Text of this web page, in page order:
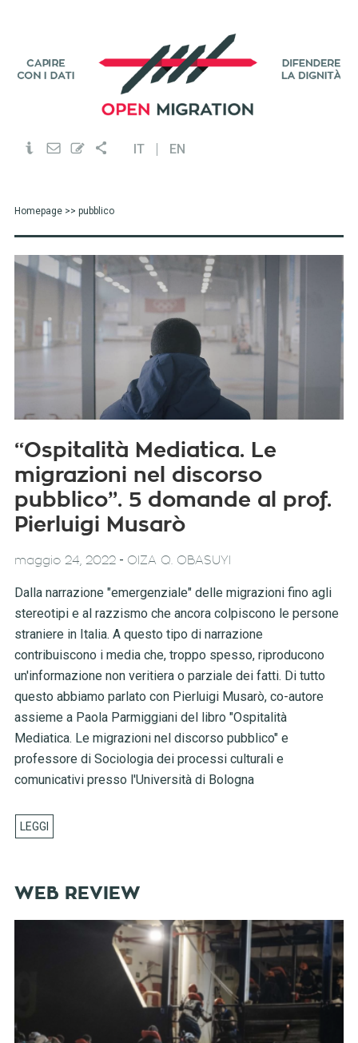
IT EN
Homepage>> pubblico
“Ospitalità Mediatica. Le
migrazioni nel discorso
pubblico”. 5 domande al prof.
Pierluigi Musarò
maggio 24, 2022- OIZA Q. OBASUYI
Dalla narrazione "emergenziale" delle migrazioni fino agli
stereotipi e al razzismo che ancora colpiscono le persone
straniere in Italia. A questo tipo di narrazione
contribuiscono i media che, troppo spesso, riproducono
un'informazione non veritiera o parziale dei fatti. Di tutto
questo abbiamo parlato con Pierluigi Musarò, co-autore
assieme a Paola Parmiggiani del libro "Ospitalità
Mediatica. Le migrazioni nel discorso pubblico" e
professore di Sociologia dei processi culturali e
comunicativi presso l'Università di Bologna
WEB REVIEW